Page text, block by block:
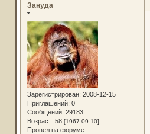
Зануда
*
Зарегистрирован: 2008-12-15
Приглашений: 0
Сообщений: 29183
Возраст: 58 [1967-09-10]
Провел на форуме: